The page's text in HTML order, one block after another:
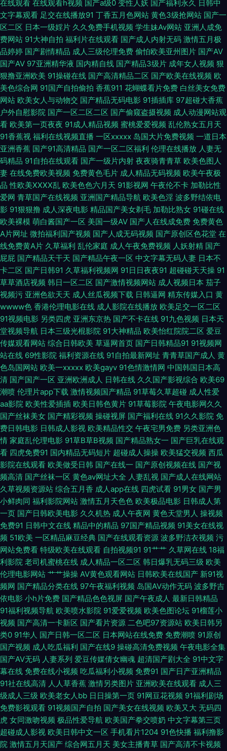
国产精品久草福利 老湿机撸 91国产丝袜 91第一福利 波多野吉衣家91 激情四
射熟女丝袜 天美mv二三入口 国产韩国精品 天天干精品 肏屄大香蕉 91成品
视频 www91小视频 国产成人十二区 免费人成自尉网站 熟女自拍色图 97av
大香蕉 日本私人网站不卡 91观看在线网站 A片网扯 豆花午夜 六月天婷婷 少
妇喷潮蜜桃91 亚洲逼热网 91工厂视频网站 ts人妖第一页 大香蕉五月天 老湿
影院福利在线 日韩久久推油 国产天天无日日干 欧美肏屄精品区别 香蕉视频
官网 91美女小视频 国产性爱区一区 久久精点视频 91黄色电影院 国产人妖另
类 久热这里只有 日韩AV激情 免费视频福利导航 AV免费在线观看 九九一AV
无码av影院入口 午夜AV干干 国产后入自慰大片 久久五月天av 人妖66AV 伪
娘自慰 91成人视频18 菠萝av在线观看 东京热AV综合网 另类综合在线 欧美
性爱免费 亚洲免费视频小说 99这里只精品9 户外漏出 日本久久午夜 午夜福
利成人AV 91免费进 AV无码福利导航 超碰在视 国产伪娘在线一区 青青草国
产播放 五月花综合入口 91大香焦Cn auv28少妇 成人AV蜜臀影院 美女诱惑
福利电影 四虎午夜影院 51豆花每日更新 AV福利页 国产交配日韩 久久老熟妇
欧美视频a 日韩中文字幕专区 亚洲成人伦理 97青青草超碰 豆花网站免费观
看 色婷婷五月中出 午夜福利入口 欧美另类TV 91豆花精品 69人人操 国产久
久男人天堂 东方四虎 福利91 熟女一区国产日韩 91n在线入口 av网站总导航
国产99 欧美综合性 午夜理论影院 91国产孕妇 超碰在线超碰 国产一卡一区
欧美美逼 视频在线观看91 伊人网狼人 91视频官网观看 www超 国产午夜艹
逼 玖玖大香蕉稳定 欧美日网站 日韩精品ー区二区 午夜黄色剧场 97色色资源
站 福利微拍在线导航 精东影业蜜桃91 人人操在线观看 亚洲瑟图欧美 97激情
网站 超碰日韩在线 海角社区肏屄视频 青娱乐激情网 午夜福利电影图片 91高
跟白丝入口 avtt自拍网 国产久久 老司机电影院 日本女抠逼 午夜草逼 91熟女
豆花视频 超碰超频人人色 狼友青草园 日韩伦理在线视频 在线中文字幕视频
A欧美A欧美A 黄色小网战 先锋影音91AV 91舔丝足 成人午夜伦理 激情文学
网伊人 无码人妻装修 AV夜夜 黄色A片精品福利 人人操人人草 亚洲黑料1区2
区 97草草 岛国aV在线免费 九九伊人av 欧美在线免费观看 亚州乱轮天堂
www超碰碰 超碰在线久 亚洲中文字幕aw 超碰开久久 激情在线网 欧美专区
一 午夜福利A片 91小视频黄 成人午夜伦理 欧美福利视频导航 天堂资源网欧
在线观看 在线观看h视频 国产a级0 变性人妖 国产福利永久 日韩中
文字幕观看 足交在线播放91 丁香五月色网站 黄色3级抢网站 国产一
区二区 日本一级婬片 久久免费手机视频 学生妹Av网站 亚洲人成免
费网站 91大神自拍 福利片在线观看 国产成人内射无码 激情五月极
品婷婷 国产剧情精品 成人三级伦理免费 偷怕欧美亚州图片 国产AV
国产AV 97亚洲精华液 国内精自线 国产精品3级片 成年女人视频 狠
狠撸亚洲欧美 91操碰在线 国产高清精品二区 国产欧美在线视频 欧
美色综合网 91国产自拍偷拍 香蕉911 花蝴蝶看片免费 白丝美女免费
网站 欧美女人与动物交 国产精品无码电影 91插插库 97超碰大香蕉
户外自慰影院 国产一区二区二区 国产偷窥盗摄视频 成人动漫网站观
看 欧美第一页夜夜 91成人精品视频 蜜桃爱爱视频 乱伦熟女五月天
91香蕉视 福利在线视频直播 一区xxxxx 岛国大片免费视频 一道日本
亚洲香蕉 国产91高清精品 国产一区二区福利 伦理在线播放 人妻无
码精品 91自拍在线观看 国产一级片内射 夜夜骑青青草 欧美色图人
妻 在线免费欧美视频 免费黄色毛片 成人精品无码视频 欧美午夜极
品 性欧美ⅩⅩⅩⅩ乱 欧美色色六月天 91影视网 午夜伦不卡 加勒比性
爱网 青草国产在线视频 亚洲国产精品导航 欧美色淫 波多野结依电
影 91狠狠撸 成人深夜电影 精品国产美女剃毛 加勒比熟女 91碰在线
欧美裸模 萌白酱国产一区 美国一级AV 国产人在线成免费 免费黄色
A片网址 微拍福利国产视频 国产人成无码视频 国产原创区色花堂 在
线免费黄A片 久草福利 乱伦家庭 成人午夜免费视频 人妖射精 国产
屁屁 国产精品天干天 国产精品午夜一区 中文字幕无码人妻 日本不
卡二区 国产日韩91 久草福利视频网 91日日夜夜91 超碰碰天天操 91
草草酒店视频 韩日一区二区 国产激情视频网站 成人视频日本 茄子
视频污 亚洲色欲天天 成人丝瓜视频下载 日韩逼网 精东传媒入口 黄
wwww色 香港伦理电影在线 成人影院在线播放 欧美足交一区二区
91视频电影 另类四虎 亚洲东京热 国产不卡在线 91九色视频 日本天
堂视频导航 日本三级光棍影院 91大神精品 欧美怡红院院二区 爱豆
传媒观看网站 综合日韩欧美 草逼网首页 国产日韩精品91 91视频网
站在线 69性影院 福利资源在线 91自拍最新网址 青青草国产成人 黄
色岛国网站 欧美一xxxxx 欧美gayv 91色情激情网 中国韩国日本高
清 国产国产一区 亚洲欧洲成人 日韩在线 久久国产影视综合 欧美69
潮喷 伦理片app下载 激情视频国产精品 91草莓久草超碰 成人性爱
aa影院 欧美性爱插插 欧美日韩色黄片 91草莓影院 午夜电影网久久
国产丝袜美女 国产精彩视频 操碰视屏 国产福利在线 91久久影院 免
费日韩电影 日韩成人影视 欧美精品性交 午夜宅男免费 另类亚洲色
情 家庭乱伦理电影 91草B草B视频 国产精品熟女一 国产巨乳在线观
看 四虎免费91 国内精品无码短片 超碰成人操操 欧美猛交视频 西瓜
影院在线观看 欧美做受日韩 国产在线一 国产原创视频在线 国产视
频高清 国产丝袜一区 黄色av网址大全 人妻乱视 国产成人在线网站
久草视频资源站 综合五月香 成人app在线 四虎试看 91男女 国产男
小鲜肉同 福利影院网站 激情五月天色色 欧美极品电影 日韩成人第
一页 国产日韩欧美电影 久久机热 成人午夜网 黄色天堂男人 操视频
免费91 日韩中文在线 精品中的精品 97国产精品视频 91美女在线视
频 51欧美 一区精品麻豆经典 国产在线观看资源 波多野洁衣视频 污
网站免费看 特级欧美在线观看 自拍视频91 91艹艹 久草网在线 18福
利影院 老司机蜜桃在线 成人精品一区二区 韩日爆乳无码三级 欧美
伦理电影网站 艹艹操操 AV黄色观看网站 日韩欧美在线国产 新91视
频网 国产精品分类在线 97午夜福利视频 岛国AV动作无码 波多野吉
依电影 小h片免费 国产精品色色视屏 国产午夜成人 最新日韩精品
91福利视频导航 欧美喷水影院 91爱爱视频 欧美色图论坛 91榴莲小
视频 国产高清一卡新区 国产看片资源 二色吧97资源站 欧美日韩另
类0 91华人 国产日韩一区二区 日本网站在线免费 免费潮喷 91原创
国产视频 成人吃瓜福利 国产在线9 操碰高清免费视频 午夜电影全集
国产AV无码 人妻系列 爱豆传媒倩女幽魂 超清国产剧大全 91中文字
幕在线 免费在线小视频 吃瓜福利小视频 免费91 国产日产亚洲精品
91社在线高清 人人草香蕉 激情另类图片 亚洲欧美在线观看 成人三
级成人三级 欧美老女人bb 日日操第一页 91网豆花视频 91福利剧场
免费影视观看 91视频国产自拍 国产美女在线视频 欧美又大 无码四
虎 女同激吻视频 极品性爱导航 欧美国产拳交喷奶 中文字幕第三页
超碰成人影视 欧美日韩中文一区 手机看片1204 91色快播 福利撸影
院 激情五月天国产 综合网五月天 美女主播青草 国产高清不卡视频